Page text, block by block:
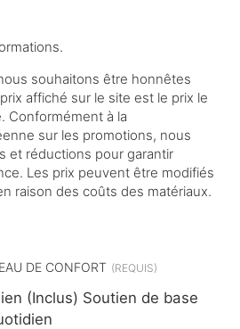
souhaitons être honnêtes
affiché sur le site est le prix le
Conformément à la
sur les promotions, nous
et réductions pour garantir
Les prix peuvent être modifiés
raison des coûts des matériaux.
DE CONFORT
(Inclus) Soutien de base